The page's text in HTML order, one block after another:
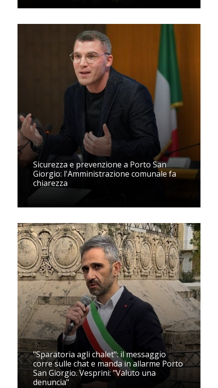
Sicurezza e prevenzione a Porto San
Giorgio: l'Amministrazione comunale fa
chiarezza
"Sparatoria agli chalet": il messaggio
corre sulle chat e manda in allarme Porto
San Giorgio. Vesprini: "Valuto una
denuncia"